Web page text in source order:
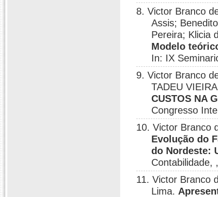
8. Victor Branco
Assis;
Pereira; Klicia
Modelo
In: IX
9. Victor Branco
TADEU
CUSTOS NA
Congresso
10. Victor Branco
Evolução do
do Nordeste:
Contabilidade,
11. Victor Branco
Lima.